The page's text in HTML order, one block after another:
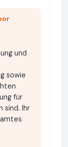
und
sowie
für
sind. Ihr